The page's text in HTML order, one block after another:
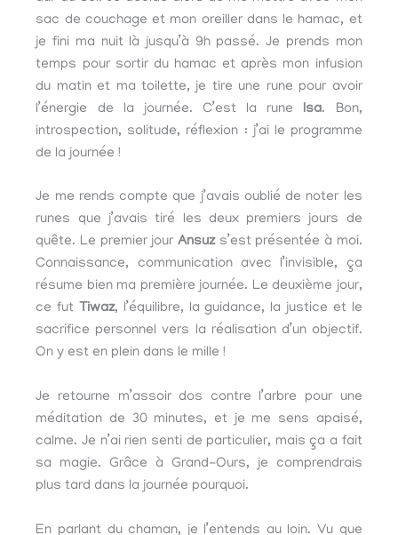
sac de couchage et mon oreiller dans le hamac, et
je fini ma nuit là jusqu’à 9h passé. Je prends mon
temps pour sortir du hamac et après mon infusion
du matin et ma toilette, je tire une rune pour avoir
l’énergie de la journée. C’est la rune Isa. Bon,
introspection, solitude, réflexion : j’ai le programme
de la journée !
Je me rends compte que j’avais oublié de noter les
runes que j’avais tiré les deux premiers jours de
quête. Le premier jour Ansuzs’est présentée à moi.
Connaissance, communication avec l’invisible, ça
résume bien ma première journée. Le deuxième jour,
ce fut Tiwaz, l’équilibre, la guidance, la justice et le
sacrifice personnel vers la réalisation d’un objectif.
On y est en plein dans le mille !
Je retourne m’assoir dos contre l’arbre pour une
méditation de 30 minutes, et je me sens apaisé,
calme. Je n’ai rien senti de particulier, mais ça a fait
sa magie. Grâce à Grand-Ours, je comprendrais
plus tard dans la journée pourquoi.
En parlant du chaman, je l’entends au loin. Vu que